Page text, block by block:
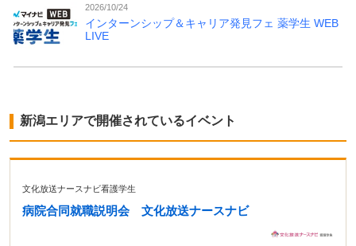
2026/10/24
インターンシップ＆キャリア発見フェ 薬学生 WEB
LIVE
新潟エリアで開催されているイベント
文化放送ナースナビ看護学生
病院合同就職説明会 文化放送ナースナビ